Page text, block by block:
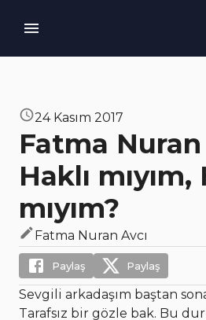
24 Kasım 2017
Fatma Nuran
Haklı mıyım,
mıyım?
Fatma Nuran Avcı
Paylaş Paylaş
Sevgili arkadaşım baştan
Tarafsız bir gözle bak. Bu